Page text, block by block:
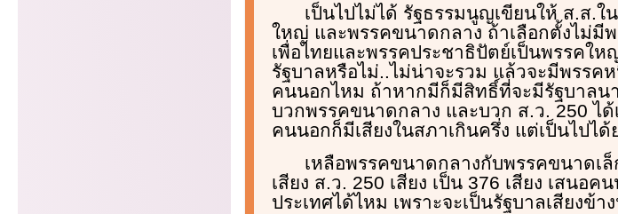
เป็นไปไม่ได้ รัฐธรรมนูญเขียนให้ ส.ส.
ใหญ่ และพรรคขนาดกลาง ถ้าเลือกตั้งไม่มี
เพื่อไทยและพรรคประชาธิปัตย์เป็นพรรคใ
รัฐบาลหรือไม่..ไม่น่าจะรวม แล้วจะมีพรรค
คนนอกไหม ถ้าหากมีก็มีสิทธิ์ที่จะมีรัฐบาล
บวกพรรคขนาดกลาง และบวก ส.ว. 250 ได้
คนนอกก็มีเสียงในสภาเกินครึ่ง แต่เป็นไปได้
เหลือพรรคขนาดกลางกับพรรคขนาดเ
เสียง ส.ว. 250 เสียง เป็น 376 เสียง เสนอ
ประเทศได้ไหม เพราะจะเป็นรัฐบาลเสียงข้า